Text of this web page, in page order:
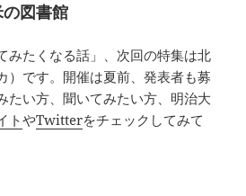
図書館
みたくなる話」、次回の特集は北
）です。開催は夏前、発表者も募
たい方、聞いてみたい方、明治大
トやTwitterをチェックしてみて